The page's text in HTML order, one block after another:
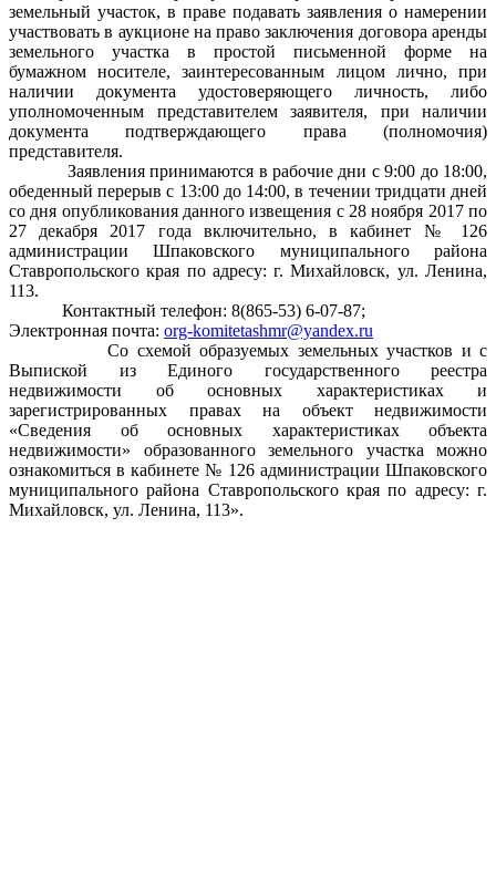
земельный участок, в праве подавать заявления о намерении
участвовать в аукционе на право заключения договора аренды
земельного участка в простой письменной форме на
бумажном носителе, заинтересованным лицом лично, при
наличии документа удостоверяющего личность, либо
уполномоченным представителем заявителя, при наличии
документа подтверждающего права (полномочия)
представителя.
Заявления принимаются в рабочие дни с 9:00 до 18:00,
обеденный перерыв с 13:00 до 14:00, в течении тридцати дней
со дня опубликования данного извещения с 28 ноября 2017 по
27 декабря 2017 года включительно, в кабинет № 126
администрации Шпаковского муниципального района
Ставропольского края по адресу: г. Михайловск, ул. Ленина,
113.
Контактный телефон: 8(865-53) 6-07-87;
Электронная почта: org-komitetashmr@yandex.ru
Со схемой образуемых земельных участков и с
Выпиской из Единого государственного реестра
недвижимости об основных характеристиках и
зарегистрированных правах на объект недвижимости
«Сведения об основных характеристиках объекта
недвижимости» образованного земельного участка можно
ознакомиться в кабинете № 126 администрации Шпаковского
муниципального района Ставропольского края по адресу: г.
Михайловск, ул. Ленина, 113».